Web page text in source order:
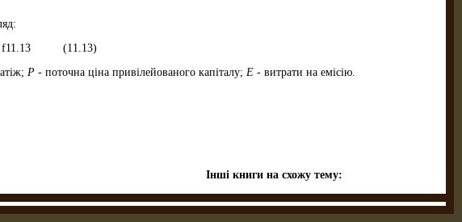
(11.13)
Р - поточна ціна привілейованого капіталу; Е - витрати на емісію.
Інші книги на схожу тему: